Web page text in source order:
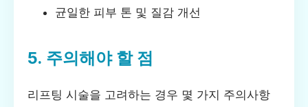
균일한 피부 톤 및 질감 개선
5. 주의해야 할 점
리프팅 시술을 고려하는 경우 몇 가지 주의사항